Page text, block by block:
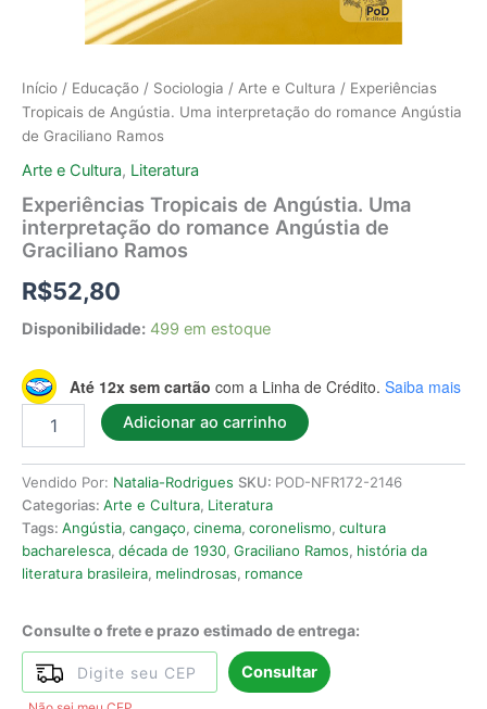
Início / Educação / Sociologia / Arte e Cultura / Experiências
Tropicais de Angústia. Uma interpretação do romance Angústia
de Graciliano Ramos
Arte e Cultura, Literatura
Experiências Tropicais de Angústia. Uma
interpretação do romance Angústia de
Graciliano Ramos
R$52,80
Disponibilidade: 499 em estoque
Até 12x sem cartão com a Linha de Crédito. Saiba mais
Adicionar ao carrinho
Vendido Por: Natalia-Rodrigues SKU: POD-NFR172-2146
Categorias: Arte e Cultura, Literatura
Tags: Angústia, cangaço, cinema, coronelismo, cultura
bacharelesca, década de 1930, Graciliano Ramos, história da
literatura brasileira, melindrosas, romance
Consulte o frete e prazo estimado de entrega:
Consultar